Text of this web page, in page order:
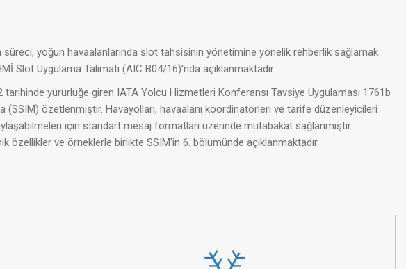
yoğun havaalanlarında slot tahsisinin yönetimine yönelik rehberlik sağlamak
Slot Uygulama Talimatı (AIC B04/16)'nda açıklanmaktadır.
yürürlüğe giren IATA Yolcu Hizmetleri Konferansı Tavsiye Uygulaması 1761b
(SSIM) özetlenmiştir. Havayolları, havaalanı koordinatörleri ve tarife düzenleyicileri
için standart mesaj formatları üzerinde mutabakat sağlanmıştır.
özellikler ve örneklerle birlikte SSIM'in 6. bölümünde açıklanmaktadır.